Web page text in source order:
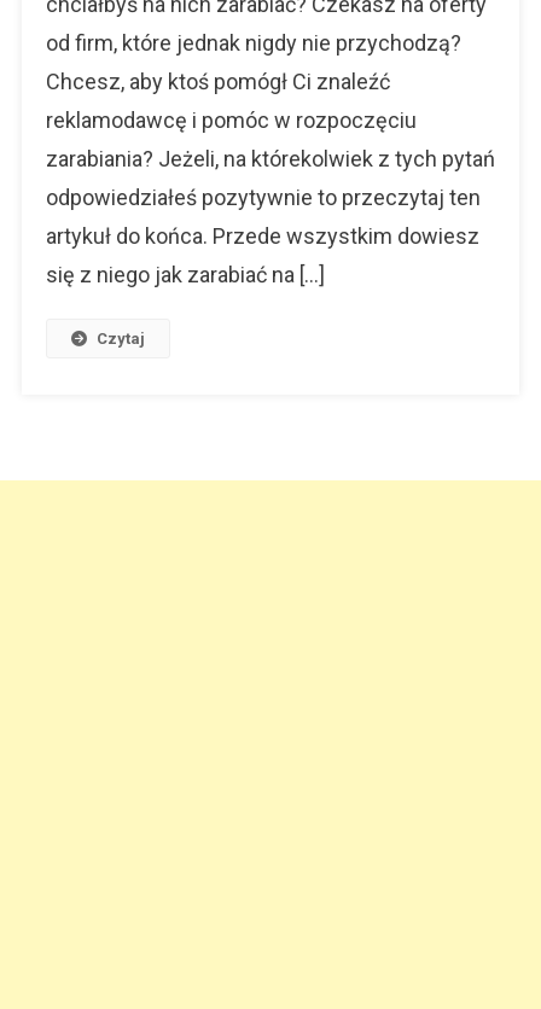
od firm, które jednak nigdy nie przychodzą?
Chcesz, aby ktoś pomógł Ci znaleźć
reklamodawcę i pomóc w rozpoczęciu
zarabiania? Jeżeli, na którekolwiek z tych pytań
odpowiedziałeś pozytywnie to przeczytaj ten
artykuł do końca. Przede wszystkim dowiesz
się z niego jak zarabiać na […]
Czytaj